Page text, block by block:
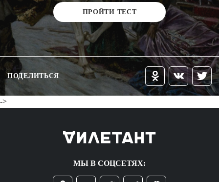
ПРОЙТИ ТЕСТ
ПОДЕЛИТЬСЯ
->
МЫ В СОЦСЕТЯХ: